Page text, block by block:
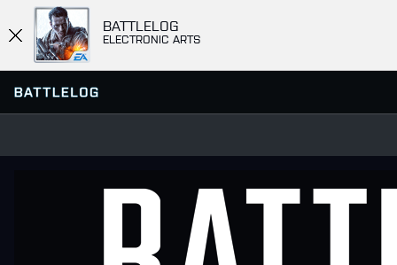
BATTLELOG
ELECTRONIC ARTS
ПРОСМОТР СЕРВЕРОВ
ИСТОРИЯ
НАЙТИ ИЛИ СОЗДАТЬ ВЗВОД